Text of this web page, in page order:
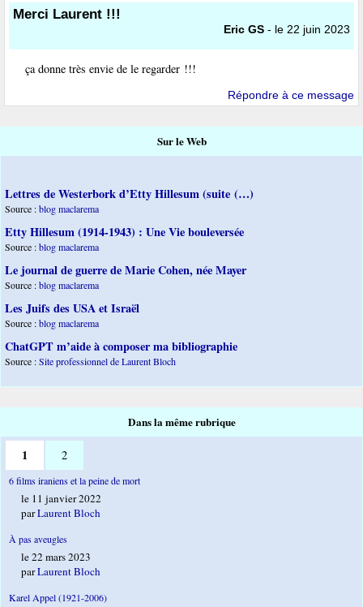
Merci Laurent !!!
Eric GS - le 22 juin 2023
ça donne très envie de le regarder !!!
Répondre à ce message
Sur le Web
Lettres de Westerbork d’Etty Hillesum (suite (…)
Source :blog maclarema
Etty Hillesum (1914-1943) : Une Vie bouleversée
Source :blog maclarema
Le journal de guerre de Marie Cohen, née Mayer
Source :blog maclarema
Les Juifs des USA et Israël
Source :blog maclarema
ChatGPT m’aide à composer ma bibliographie
Source :Site professionnel de Laurent Bloch
Dans la même rubrique
1 2
6 films iraniens et la peine de mort
le 11 janvier 2022
parLaurent Bloch
À pas aveugles
le 22 mars 2023
parLaurent Bloch
Karel Appel (1921-2006)